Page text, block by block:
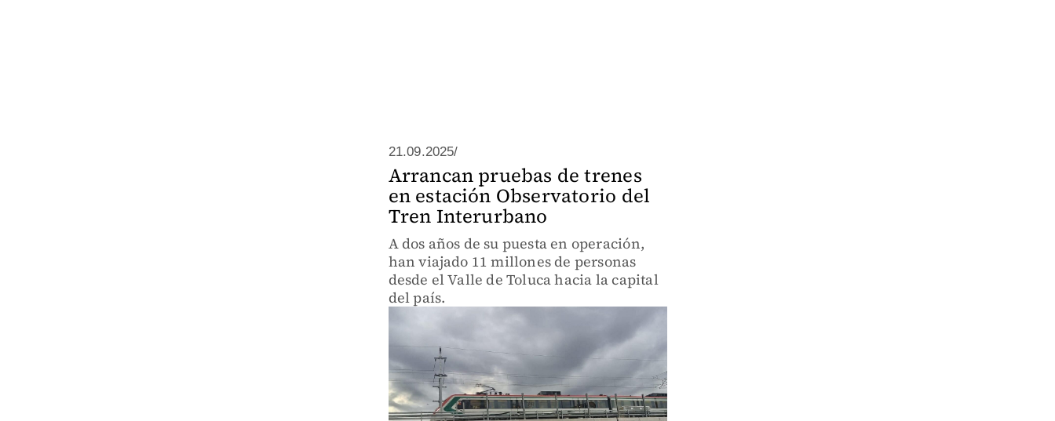
21.09.2025/
Arrancan pruebas de trenes
en estación Observatorio del
Tren Interurbano
A dos años de su puesta en operación,
han viajado 11 millones de personas
desde el Valle de Toluca hacia la capital
del país.